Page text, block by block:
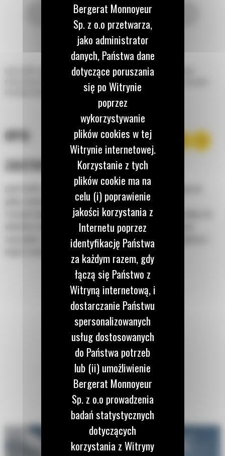
Łyżki Cat® o dużej wytrzymałości (HD) do koparko-ładowarek są doskonale
dostosowane do gleby zawierającej odłamki skalne oraz do rozbijania i usuwania
OPIS
ZASTOSOWANIE
Łyżki Cat® o dużej wytrzymałości są doskonale dostosowane do
gleby zawierającej odłamki skalne oraz do rozbijania i
transportowania twardego materiału. Idealne do kopania rowów, do
układania mediów, fundamentów, zasypywania i ogólnych prac
związanych z wykopami w budownictwie, kształtowaniu krajobrazu i
innych zastosowaniach.
Bergerat Monnoyeur
Sp. z o.o przetwarza,
jako administrator
danych, Państwa dane
dotyczące poruszania
się po Witrynie
poprzez
wykorzystywanie
plików cookies w tej
Witrynie internetowej.
Korzystanie z tych
plików cookie ma na
celu (i) poprawienie
jakości korzystania z
Internetu poprzez
identyfikację Państwa
za każdym razem, gdy
łączą się Państwo z
Witryną internetową, i
dostarczanie Państwu
spersonalizowanych
usług dostosowanych
do Państwa potrzeb
lub (ii) umożliwienie
Bergerat Monnoyeur
Sp. z o.o prowadzenia
badań statystycznych
dotyczących
korzystania z Witryny